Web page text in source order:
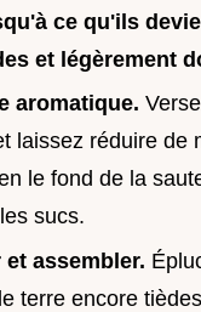
ce qu'ils
et légèrement
aromatique.
laissez réduire de
le fond de la
sucs.
et assembler.
terre encore